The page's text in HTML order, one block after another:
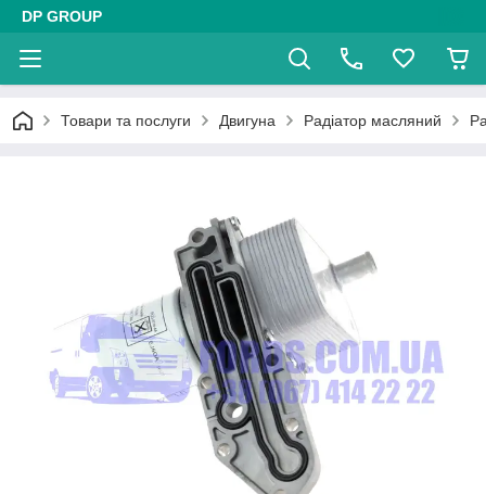
DP GROUP
Товари та послуги Двигуна Радіатор масляний